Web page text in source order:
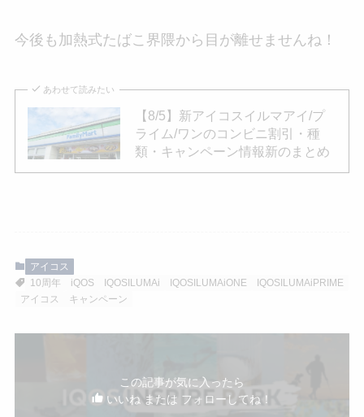
今後も加熱式たばこ界隈から目が離せませんね！
あわせて読みたい
【8/5】新アイコスイルマアイ/プ
ライム/ワンのコンビニ割引・種
類・キャンペーン情報新のまとめ
アイコス
10周年
iQOS IQOSILUMAi IQOSILUMAiONE
IQOSILUMAiPRIME
アイコス
キャンペーン
この記事が気に入ったら
いいね または フォローしてね！